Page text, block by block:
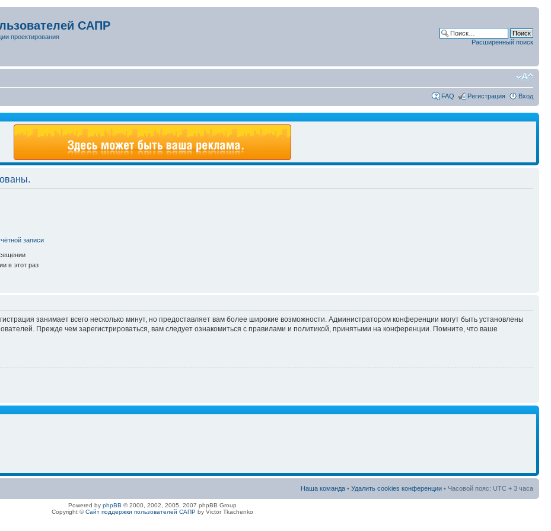
САПР
проектирования
Расширенный поиск
FAQ Регистрация Вход
записи
в этот раз
занимает всего несколько минут, но предоставляет вам более широкие возможности. Администратором конференции могут быть установлены
Прежде чем зарегистрироваться, вам следует ознакомиться с правилами и политикой, принятыми на конференции. Помните, что ваше
Наша команда • Удалить cookies конференции • Часовой пояс: UTC + 3 часа
Powered by phpBB © 2000, 2002, 2005, 2007 phpBB Group
Copyright ©Сайт поддержки пользователей САПР by Victor Tkachenko